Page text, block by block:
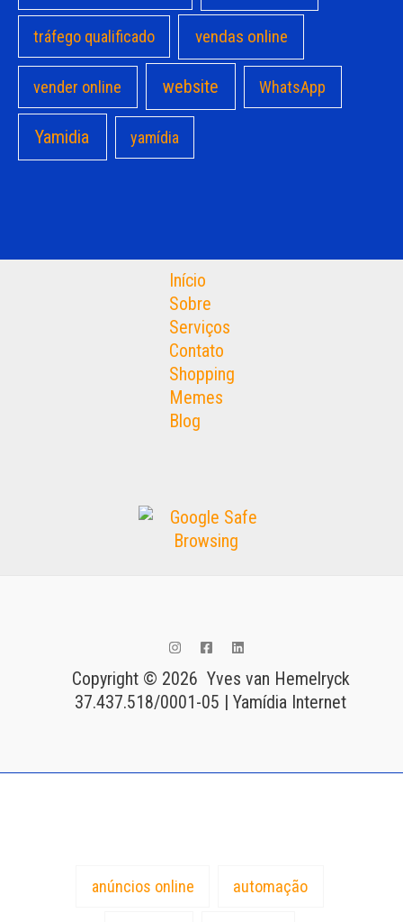
tráfego qualificado vendas online
vender online website WhatsApp
Yamidia yamídia
Início
Sobre
Serviços
Contato
Shopping
Memes
Blog
Copyright © 2026 Yves van Hemelryck
37.437.518/0001-05 | Yamídia Internet
anúncios online automação